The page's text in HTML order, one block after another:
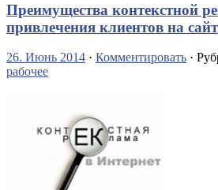
Преимущества контекстной
привлечения клиентов на сайт
26. Июнь 2014 · Комментировать ·
рабочее